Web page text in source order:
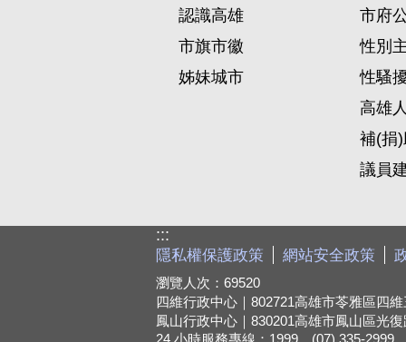
認識高雄
市旗市徽
姊妹城市
市府
性別
性騷
高雄
補(捐
議員
:::
隱私權保護政策 網站安全政策
瀏覽人次： 69520
四維行政中心｜802721高雄市苓雅區四
鳳山行政中心｜830201高雄市鳳山區光
24 小時服務專線：1999、(07) 335-2999